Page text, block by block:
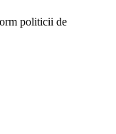
politicii de